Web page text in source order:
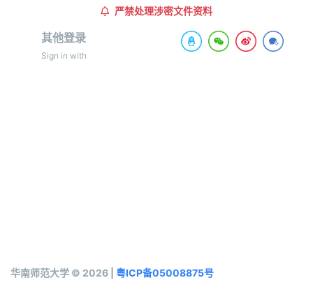
严禁处理涉密文件资料
其他登录
Sign in with
华南师范大学 © 2026 | 粤ICP备05008875号